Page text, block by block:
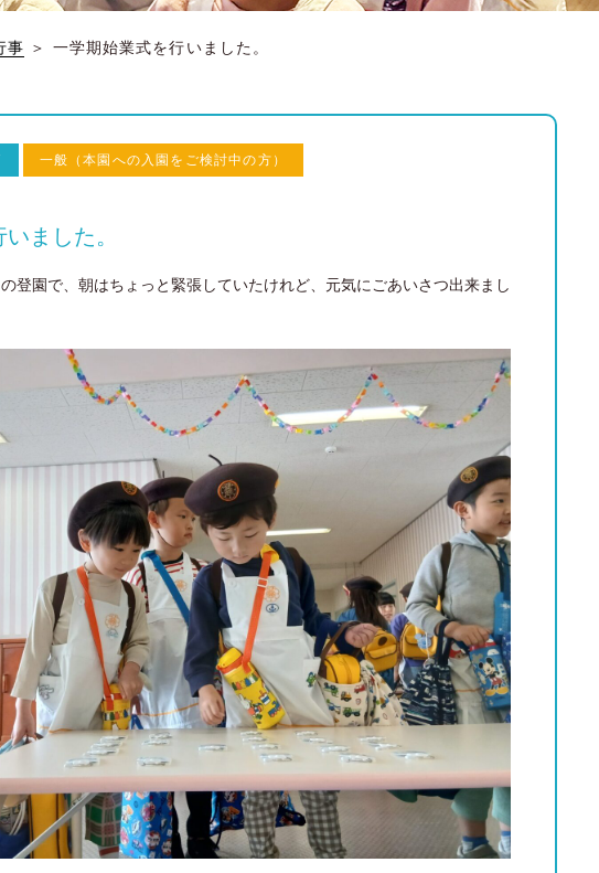
事 ＞ 一学期始業式を行いました。
一般（本園への入園をご検討中の方）
ました。
登園で、朝はちょっと緊張していたけれど、元気にごあいさつ出来まし